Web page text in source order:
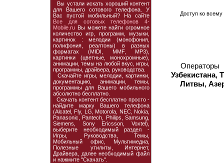
Вы устали искать хороший контент
для Вашего сотового телефона. У
Вас пустой мобильный? На сайте
Все для сотовых телефонов 4-
Mobile.ru Вы можете найти огромное
количество игр, программ, музыки,
картинок : мелодии (монофония,
полифония, реалтоны) в разных
форматах (MIDI, MMF, MP3),
картинки (цветные, монохромные),
анимации, темы на любой вкус, игры,
программы, драйвера, руководства.
Скачайте игры, мелодии, картинки,
документацию, анимации, темы,
программы для Вашего мобильного
абсолютно бесплатно.
Скачать контент бесплатно просто -
найдите марку Вашего телефона
(Alcatel, Fly, LG, Motorola, NEC, Nokia,
Panasonic, Pantech, Philips, Samsung,
Siemens, Sony Ericsson, Voxtel),
выберите необходимый раздел -
Игры, Руководства, Темы,
Мобильный офис, Мультимедиа,
Полезные утилиты, Интернет,
Драйвера, далее необходимый файл
и нажмите "Скачать".
Доступ ко
Операторы
Узбекистана,
Литвы,